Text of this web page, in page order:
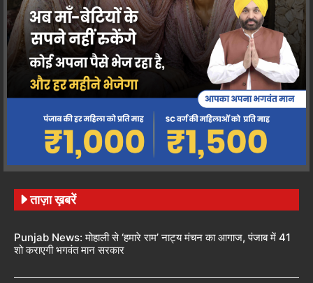
ताज़ा ख़बरें
Punjab News: मोहाली से ‘हमारे राम’ नाट्य मंचन का आगाज, पंजाब में 41
शो कराएगी भगवंत मान सरकार